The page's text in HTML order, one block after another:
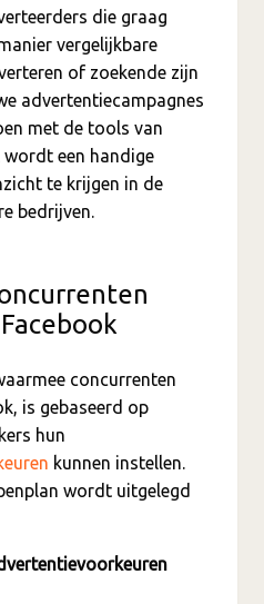
die graag
vergelijkbare
of zoekende zijn
advertentiecampagnes
met de tools van
wordt een handige
te krijgen in de
bedrijven.
concurrenten
is gebaseerd op
hun
kunnen instellen.
wordt uitgelegd